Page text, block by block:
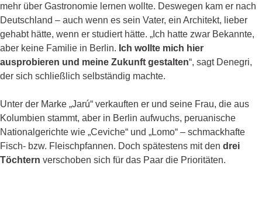
mehr über Gastronomie lernen wollte. Deswegen kam er nach
Deutschland – auch wenn es sein Vater, ein Architekt, lieber
gehabt hätte, wenn er studiert hätte. „Ich hatte zwar Bekannte,
aber keine Familie in Berlin. Ich wollte mich hier
ausprobieren und meine Zukunft gestalten“, sagt Denegri,
der sich schließlich selbständig machte.
Unter der Marke „Jarú“ verkauften er und seine Frau, die aus
Kolumbien stammt, aber in Berlin aufwuchs, peruanische
Nationalgerichte wie „Ceviche“ und „Lomo“ – schmackhafte
Fisch- bzw. Fleischpfannen. Doch spätestens mit den drei
Töchtern verschoben sich für das Paar die Prioritäten.